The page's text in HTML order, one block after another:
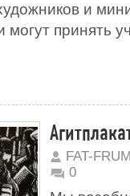
и
могут принять
FAT-
0